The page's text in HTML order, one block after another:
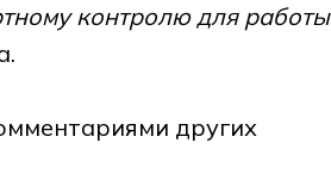
контролю для работы
других